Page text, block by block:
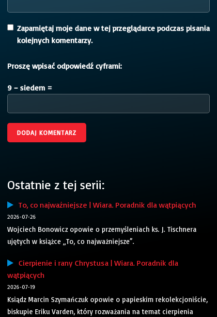
Zapamiętaj moje dane w tej przeglądarce podczas pisania
kolejnych komentarzy.
Proszę wpisać odpowiedź cyframi:
9 − siedem =
Ostatnie z tej serii:
To, co najważniejsze | Wiara. Poradnik dla wątpiących
2026-07-26
Wojciech Bonowicz opowie o przemyśleniach ks. J. Tischnera
ujętych w książce „To, co najważniejsze”.
Cierpienie i rany Chrystusa | Wiara. Poradnik dla
wątpiących
2026-07-19
Ksiądz Marcin Szymańczuk opowie o papieskim rekolekcjoniście,
biskupie Eriku Varden, który rozważania na temat cierpienia